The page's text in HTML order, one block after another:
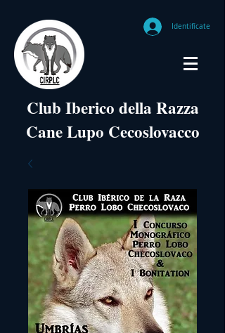
Identifícate
Club Iberico della Razza
Cane Lupo Cecoslovacco